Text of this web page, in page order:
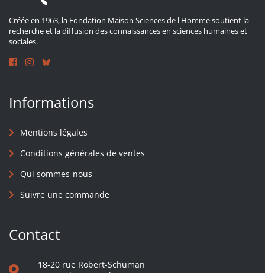
Créée en 1963, la Fondation Maison Sciences de l'Homme soutient la
recherche et la diffusion des connaissances en sciences humaines et
sociales.
Informations
Mentions légales
Conditions générales de ventes
Qui sommes-nous
Suivre une commande
Contact
18-20 rue Robert-Schuman